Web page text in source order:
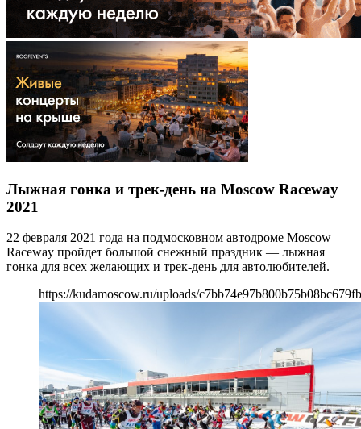
Лыжная гонка и трек-день на Moscow Raceway
2021
22 февраля 2021 года на подмосковном автодроме Moscow
Raceway пройдет большой снежный праздник — лыжная
гонка для всех желающих и трек-день для автолюбителей.
https://kudamoscow.ru/uploads/